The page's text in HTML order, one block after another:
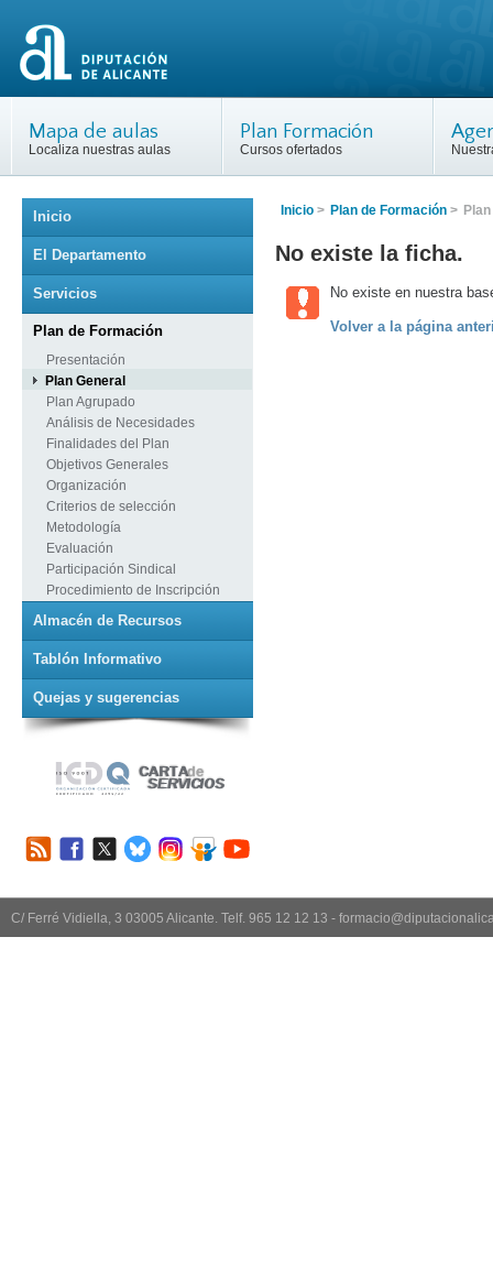
Mapa de aulas
Localiza nuestras aulas
Plan Formación
Cursos ofertados
Inicio > Plan de Formación >
No existe la ficha.
No existe en nuestra
Volver a la página
Inicio
El Departamento
Servicios
Plan de Formación
Presentación
Plan General
Plan Agrupado
Análisis de Necesidades
Finalidades del Plan
Objetivos Generales
Organización
Criterios de selección
Metodología
Evaluación
Participación Sindical
Procedimiento de Inscripción
Almacén de Recursos
Tablón Informativo
Quejas y sugerencias
C/ Ferré Vidiella, 3 03005 Alicante. Telf. 965 12 12 13 -